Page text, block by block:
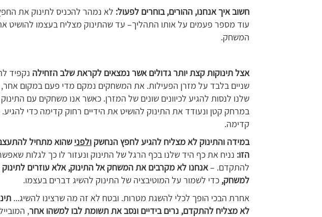
חשוב איך אנחנו, ההורים, בוחרים לפעול: לא נמהר להכניס לתינוק את
עוד מספר פעמים על אותו התהליך– עד שהתינוק מצליח בעצמו להושיט
המשחק.
אצל תינוקות קצת יותר גדולים אשר נמצאים לקראת שלב הזחילה נקפיד
שניים בלבד על מזרן הפעילות. את המשחקים נמקם מדי פעם במקום
שלנו לנסות להגיע לכיוונים שונים של המזרן. כאשר אנו משחקים עם
במרחק קטן ונעודד את התינוק להושיט את הידיים רחוק קדימה כדי
קדימה.
במידה והתינוק לא מצליח להגיע לחפץ הנחשק ולפנישהוא מתחיל
הזו: נניח את כף היד שלנו בכף הרגל של התינוק ונעזור לו כך לגלות
להתקדם. –אנחנו לא מקרבים את המשחק אל התינוק, אלא עוזרים
למשחק, כדי לשמור על המוטיבציה של התינוק להשיג דברים בעצמו.
אחרת הבכי הופך לכלי להשגת מטרות. ובטח לא זה מה שרצינו להשיג...
לא מצליח להתקדם, נרים בידיים ונסב את תשומת לבו למשהו אחר,